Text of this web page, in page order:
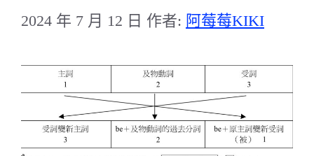
2024 年 7 月 12 日 作者: 阿莓莓KIKI